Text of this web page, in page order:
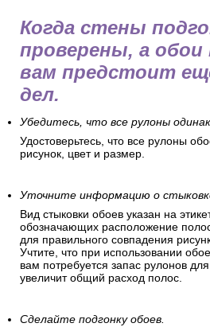
Когда стены
проверены, а обои
вам предстоит
дел.
Убедитесь, что все рулоны
Удостоверьтесь, что все рулоны
рисунок, цвет и размер.
Уточните информацию о
Вид стыковки обоев указан на
обозначающих расположение
для правильного совпадения
Учтите, что при использовании
вам потребуется запас рулонов
увеличит общий расход полос.
Сделайте подгонку обоев.